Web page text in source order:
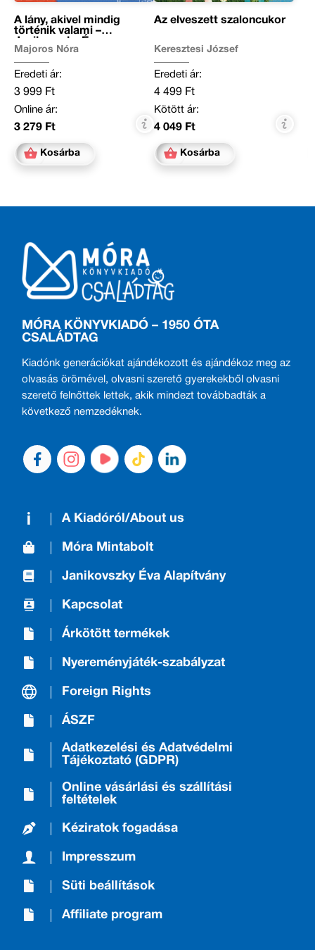
A lány, akivel mindig
történik valami –
Janikovszky Éva
Majoros Nóra
Eredeti ár:
3 999 Ft
Online ár:
3 279 Ft
Kosárba
Az elveszett szaloncukor
Keresztesi József
Eredeti ár:
4 499 Ft
Kötött ár:
4 049 Ft
Kosárba
MÓRA KÖNYVKIADÓ – 1950 ÓTA
CSALÁDTAG
Kiadónk generációkat ajándékozott és ajándékoz meg az
olvasás örömével, olvasni szerető gyerekekből olvasni
szerető felnőttek lettek, akik mindezt továbbadták a
következő nemzedéknek.
A Kiadóról/About us
Móra Mintabolt
Janikovszky Éva Alapítvány
Kapcsolat
Árkötött termékek
Nyereményjáték-szabályzat
Foreign Rights
ÁSZF
Adatkezelési és Adatvédelmi
Tájékoztató (GDPR)
Online vásárlási és szállítási
feltételek
Kéziratok fogadása
Impresszum
Süti beállítások
Affiliate program